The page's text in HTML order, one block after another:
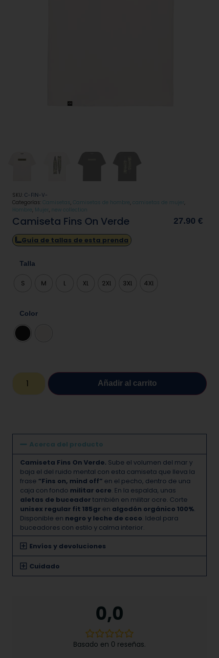
SKU: C-FIN-V-
Categorías: Camisetas Camisetas de hombre camisetas de mujer
Hombre Mujer new collection
Camiseta Fins On Verde 27.90€
Guía de tallas de esta prenda
Talla
S M L XL 2XL 3XL 4XL
Color
Añadir al carrito
Acerca del producto
Camiseta Fins On Verde. Sube el volumen del mar y
baja el del ruido mental con esta camiseta que lleva la
frase “Fins on, mind off” en el pecho, dentro de una
caja con fondo militar ocre. En la espalda, unas
aletas de buceador también en militar ocre. Corte
unisex regular fit 185gr en algodón orgánico 100%.
Disponible en negro y leche de coco. Ideal para
buceadores con estilo y calma interior.
Envíos y devoluciones
Cuidado
0,0
Basado en 0 reseñas.